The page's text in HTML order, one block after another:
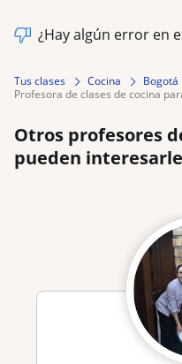
¿Hay algún error en
Tus clases Cocina
Bogotá
profesora de clases de cocina
Otros profesores
pueden interesarle